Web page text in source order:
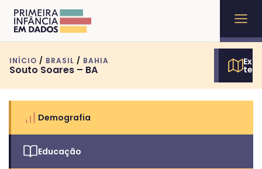
INÍCIO / BRASIL / BAHIA
Souto Soares – BA
Demografia
Educação